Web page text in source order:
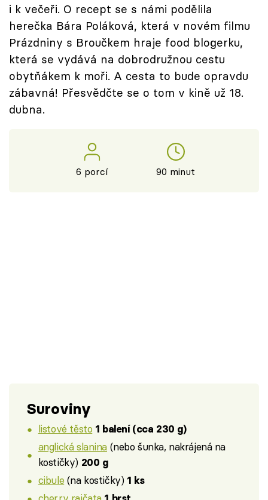
Sledujte nás
i k večeři. O recept se s námi podělila
herečka Bára Poláková, která v novém filmu
Prázdniny s Broučkem hraje food blogerku,
která se vydává na dobrodružnou cestu
obytňákem k moři. A cesta to bude opravdu
zábavná! Přesvědčte se o tom v kině už 18.
dubna.
6 porcí 90 minut
Suroviny
listové těsto 1 balení (cca 230 g)
anglická slanina (nebo šunka, nakrájená na
kostičky) 200 g
cibule (na kostičky) 1 ks